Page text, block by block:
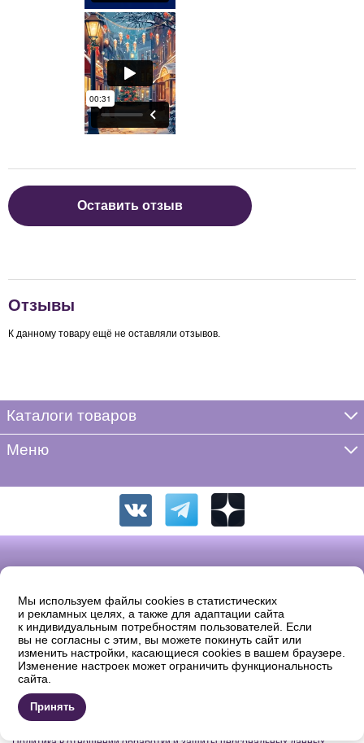
Оставить отзыв
Отзывы
К данному товару ещё не оставляли отзывов.
Каталоги товаров
Меню
© 2026 «ФРЕЯ». Полное или частичное копирование, воспроизведение
в печатном виде и/или использование в любой форме, цитирование без
письменного разрешения правообладателя запрещено.
Продавец: ООО «Жаккард» ОГРН: 1137746742869 Юридический адрес:
105554, Москва, 11-ая Парковая д.9/35, комната 32. Email: shop@igla.ru
Мы используем файлы cookies в статистических
и рекламных целях, а также для адаптации сайта
к индивидуальным потребностям пользователей. Если
вы не согласны с этим, вы можете покинуть сайт или
изменить настройки, касающиеся cookies в вашем браузере.
Изменение настроек может ограничить функциональность
сайта.
Принять